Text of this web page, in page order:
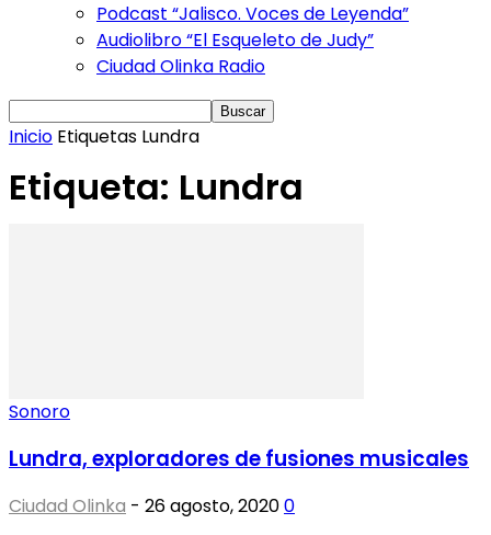
Podcast “Jalisco. Voces de Leyenda”
Audiolibro “El Esqueleto de Judy”
Ciudad Olinka Radio
Inicio Etiquetas Lundra
Etiqueta: Lundra
Sonoro
Lundra, exploradores de fusiones musicales
Ciudad Olinka - 26 agosto, 20200